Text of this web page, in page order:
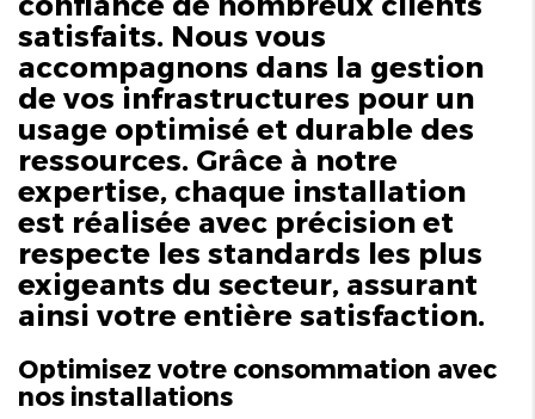
satisfaits. Nous vous
accompagnons dans la gestion
de vos infrastructures pour un
usage optimisé et durable des
ressources. Grâce à notre
expertise, chaque installation
est réalisée avec précision et
respecte les standards les plus
exigeants du secteur, assurant
ainsi votre entière satisfaction.
Optimisez votre consommation avec
nos installations